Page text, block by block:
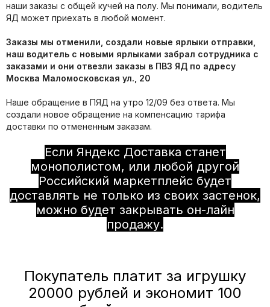
наши заказы с общей кучей на полу. Мы понимали, водитель
ЯД может приехать в любой момент.
Заказы мы отменили, создали новые ярлыки отправки,
наш водитель с новыми ярлыками забрал сотрудника с
заказами и они отвезли заказы в ПВЗ ЯД по адресу
Москва Маломосковская ул., 20
Наше обращение в ПЯД на утро 12/09 без ответа. Мы
создали новое обращение на компенсацию тарифа
доставки по отмененным заказам.
Если Яндекс Доставка станет
монополистом, или любой другой
Российский маркетплейс будет
доставлять не только из своих застенок,
можно будет закрывать он-лайн
продажу.
Покупатель платит за игрушку
20000 рублей и экономит 100